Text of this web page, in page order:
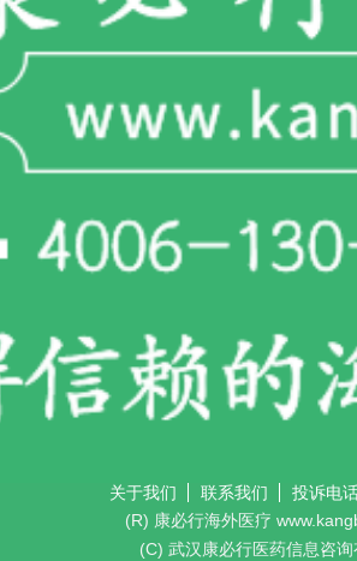
"扫一扫添加官方微信 咨询解
关于我们 联系我们 投诉电
(R) 康必行海外医疗
(C) 武汉康必行医药信息咨询